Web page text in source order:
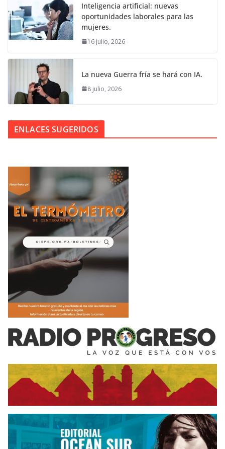
Inteligencia artificial: nuevas
oportunidades laborales para las
mujeres.
16 julio, 2026
La nueva Guerra fría se hará con IA.
8 julio, 2026
ENLACES SUGERIDOS